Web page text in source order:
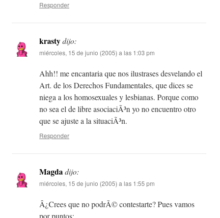
Responder
krastydijo:
miércoles, 15 de junio (2005) a las 1:03 pm
Ahh!! me encantaria que nos ilustrases desvelando el
Art. de los Derechos Fundamentales, que dices se
niega a los homosexuales y lesbianas. Porque como
no sea el de libre asociaciÃ³n yo no encuentro otro
que se ajuste a la situaciÃ³n.
Responder
Magdadijo:
miércoles, 15 de junio (2005) a las 1:55 pm
Â¿Crees que no podrÃ© contestarte? Pues vamos
por puntos: